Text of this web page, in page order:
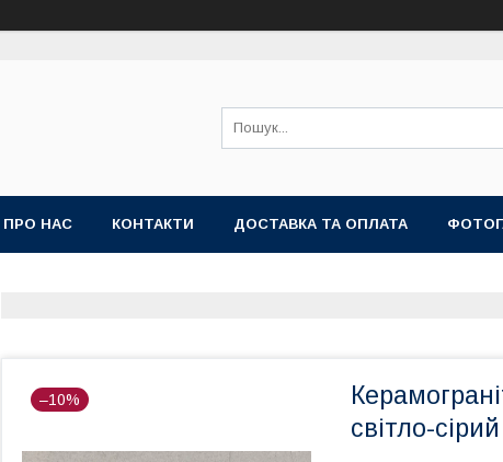
ПРО НАС КОНТАКТИ ДОСТАВКА ТА ОПЛАТА
–10%
світло-